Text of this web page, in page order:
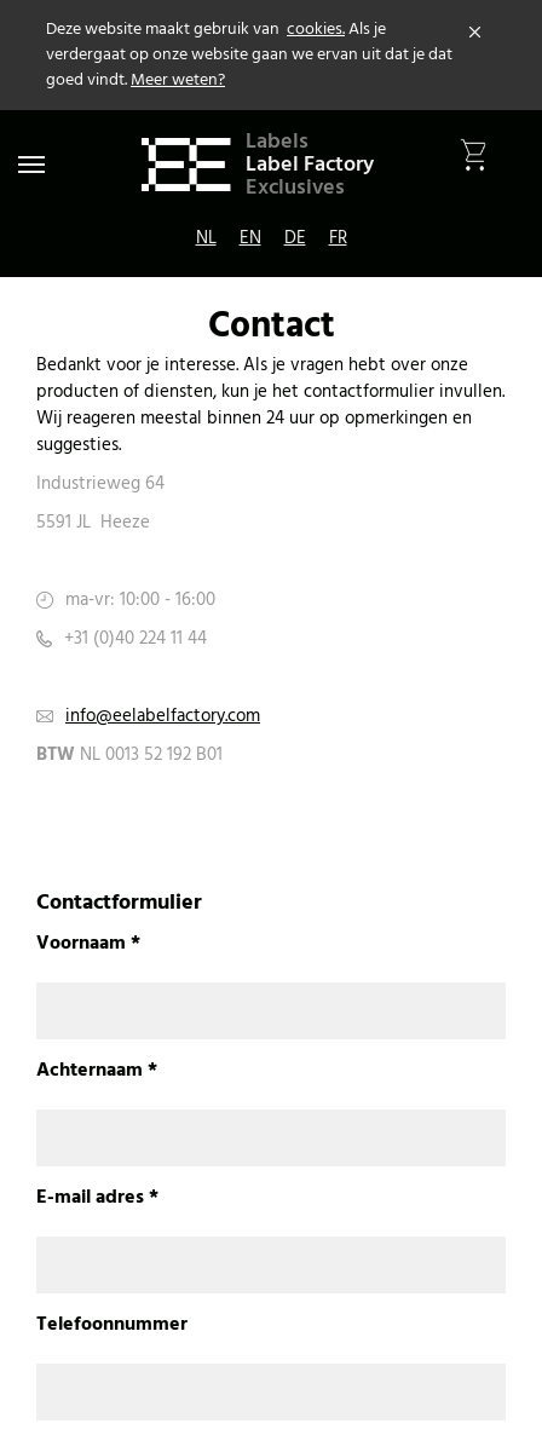
Deze website maakt gebruik van cookies.Als je
verdergaat op onze website gaan we ervan uit dat je dat
goed vindt.Meer weten?
Toggle
Labels
Label Factory
Exclusives
NL|EN|DE|FR
Contact
Bedankt voor je interesse. Als je vragen hebt over onze
producten of diensten, kun je het contactformulier invullen.
Wij reageren meestal binnen 24 uur op opmerkingen en
suggesties.
Industrieweg 64
5591 JL Heeze
ma-vr: 10:00 - 16:00
+31 (0)40 224 11 44
info@eelabelfactory.com
BTW NL 0013 52 192 B01
Contactformulier
Voornaam *
Achternaam *
E-mail adres *
Telefoonnummer